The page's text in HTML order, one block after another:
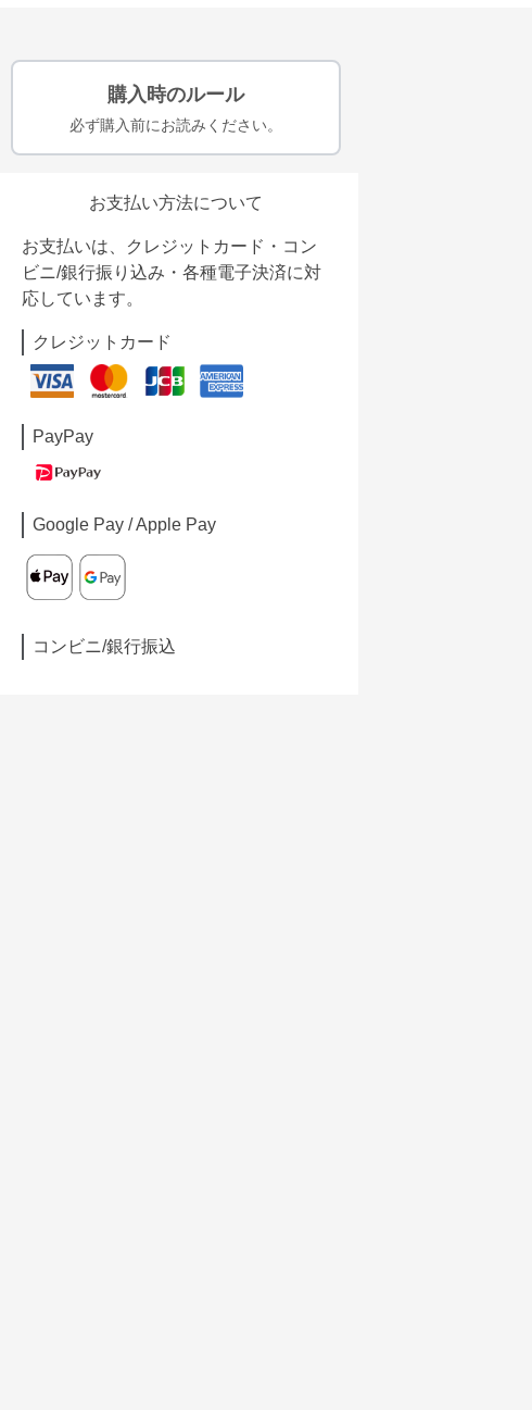
購入時のルール
必ず購入前にお読みください。
お支払い方法について
お支払いは、クレジットカード・コン
ビニ/銀行振り込み・各種電子決済に対
応しています。
クレジットカード
PayPay
Google Pay / Apple Pay
コンビニ/銀行振込